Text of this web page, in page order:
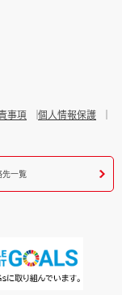
事項
個人情報保護
先一覧